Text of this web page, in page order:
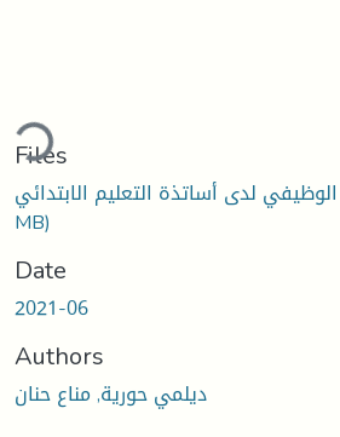
Files
MB)
Date
2021-06
Authors
ديلمي حورية, مناع حنان